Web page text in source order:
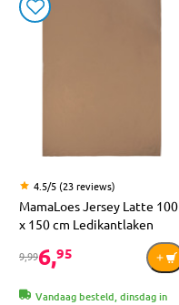
4.5/5 (23 reviews)
MamaLoes Jersey Latte 100
x 150 cm Ledikantlaken
9,996,95
Vandaag besteld, dinsdag in